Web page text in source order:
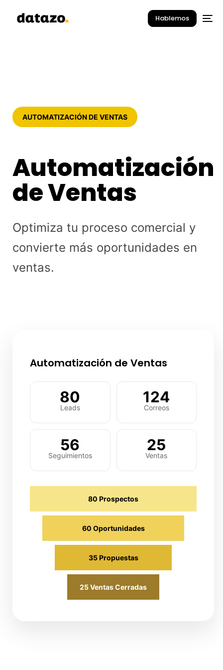
Hablemos
AUTOMATIZACIÓN DE VENTAS
Automatización
de Ventas
Optimiza tu proceso comercial y
convierte más oportunidades en
ventas.
Automatización de Ventas
80
Leads
124
Correos
56
Seguimientos
25
Ventas
80 Prospectos
60 Oportunidades
35 Propuestas
25 Ventas Cerradas